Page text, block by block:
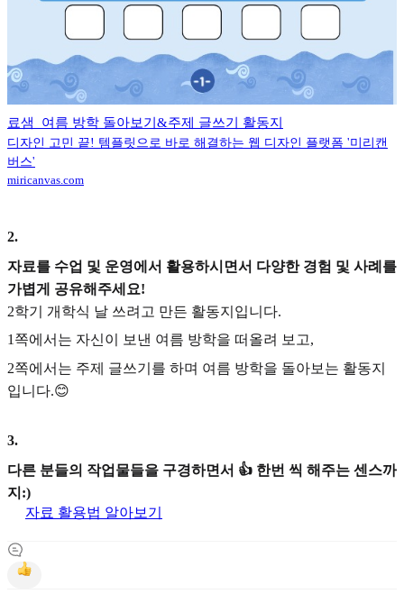
료샘_여름 방학 돌아보기&주제 글쓰기 활동지
디자인 고민 끝! 템플릿으로 바로 해결하는 웹 디자인 플랫폼 '미리캔
버스'
miricanvas.com
2.
자료를 수업 및 운영에서 활용하시면서 다양한 경험 및 사례를
가볍게 공유해주세요!
2학기 개학식 날 쓰려고 만든 활동지입니다.
1쪽에서는 자신이 보낸 여름 방학을 떠올려 보고,
2쪽에서는 주제 글쓰기를 하며 여름 방학을 돌아보는 활동지
입니다.😊
3.
다른 분들의 작업물들을 구경하면서 👍 한번 씩 해주는 센스까
지:)
자료 활용법 알아보기